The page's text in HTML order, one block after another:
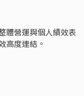
體營運與個人績效表
高度連結。